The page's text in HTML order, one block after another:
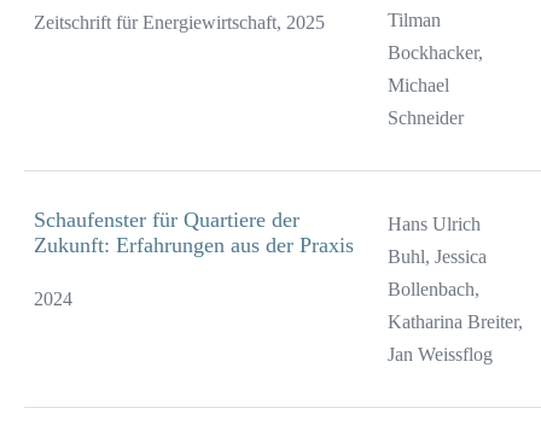
Zeitschrift für Energiewirtschaft, 2025
Tilman
Bockhacker,
Michael
Schneider
Schaufenster für Quartiere der
Zukunft: Erfahrungen aus der Praxis
2024
Hans Ulrich
Buhl, Jessica
Bollenbach,
Katharina Breiter,
Jan Weissflog